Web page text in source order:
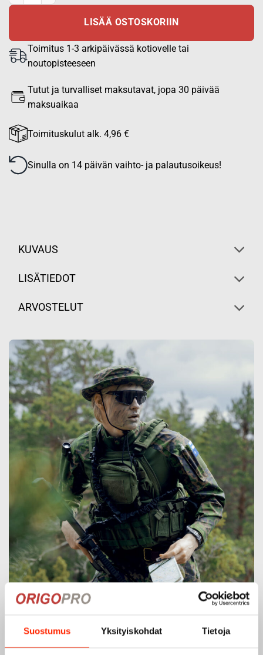
Suostumus Yksityiskohdat Tietoja
LISÄÄ OSTOSKORIIN
Toimitus 1-3 arkipäivässä kotiovelle tai
noutopisteeseen
Tutut ja turvalliset maksutavat, jopa 30 päivää
maksuaikaa
Toimituskulut alk. 4,96 €
Sinulla on 14 päivän vaihto- ja palautusoikeus!
KUVAUS
LISÄTIEDOT
ARVOSTELUT